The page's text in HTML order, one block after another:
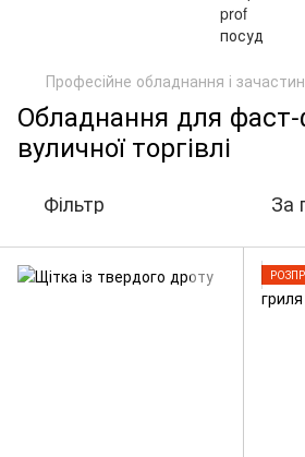
Професійне обладнання і
Обладнання для фаст-
вуличної торгівлі
Фільтр За